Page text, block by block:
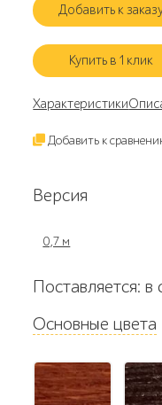
Добавить к
Купить в 1 клик
Характеристики
Добавить к
Версия
0,7 м
Поставляется:
Основные цвета